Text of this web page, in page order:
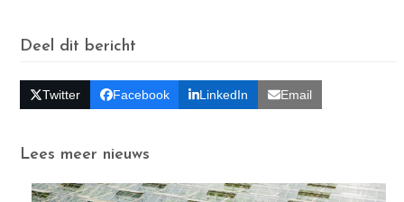
Deel dit bericht
Twitter Facebook LinkedIn Email
Lees meer nieuws